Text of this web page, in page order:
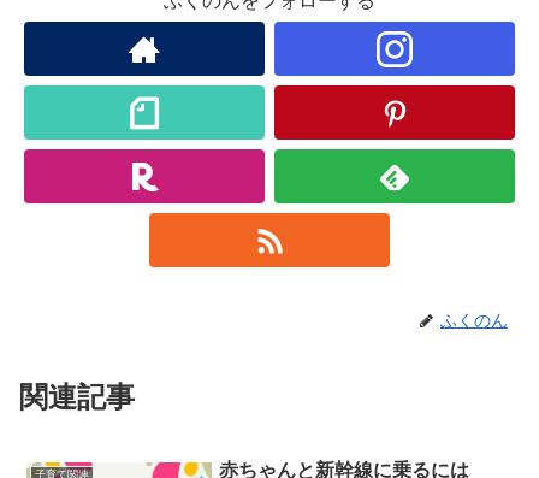
ふくのん
関連記事
子育て関連 赤ちゃんと新幹線に乗るには